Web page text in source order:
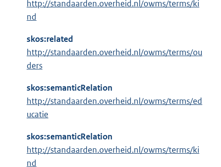
http://standaarden.overheid.nl/owms/terms/ki
nd
skos:related
http://standaarden.overheid.nl/owms/terms/ou
ders
skos:semanticRelation
http://standaarden.overheid.nl/owms/terms/ed
ucatie
skos:semanticRelation
http://standaarden.overheid.nl/owms/terms/ki
nd